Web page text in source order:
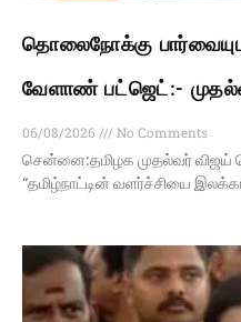
தொலைநோக்கு
வேளாண் பட்ஜெட்:-
06/08/2026
No Comments
சென்னை:தமிழக முதல்வர் விஜய்
“தமிழ்நாட்டின் வளர்ச்சியை